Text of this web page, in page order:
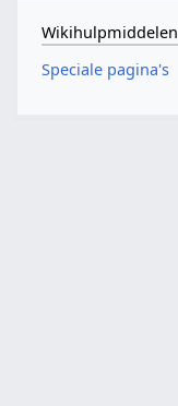
Wikihulpmiddelen
Speciale pagina's